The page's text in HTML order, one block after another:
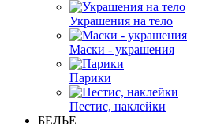
Украшения на тело
Маски - украшения
Парики
Пестис, наклейки
БЕЛЬЕ